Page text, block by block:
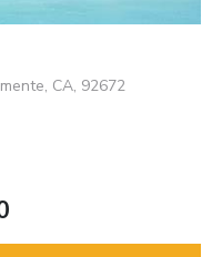
CA, 92672